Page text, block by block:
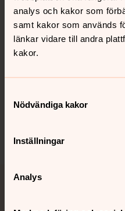
analys och kakor som
samt kakor som används
länkar vidare till andra
kakor.
Nödvändiga kakor
Inställningar
Analys
Kalender
Hitta snabbt
Sociala kanaler